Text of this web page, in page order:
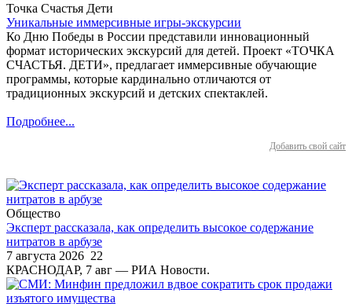
Точка Счастья Дети
Уникальные иммерсивные игры-экскурсии
Ко Дню Победы в России представили инновационный
формат исторических экскурсий для детей. Проект «ТОЧКА
СЧАСТЬЯ. ДЕТИ», предлагает иммерсивные обучающие
программы, которые кардинально отличаются от
традиционных экскурсий и детских спектаклей.
Подробнее...
Добавить свой сайт
Общество
Эксперт рассказала, как определить высокое содержание
нитратов в арбузе
7 августа 2026 22
КРАСНОДАР, 7 авг — РИА Новости.